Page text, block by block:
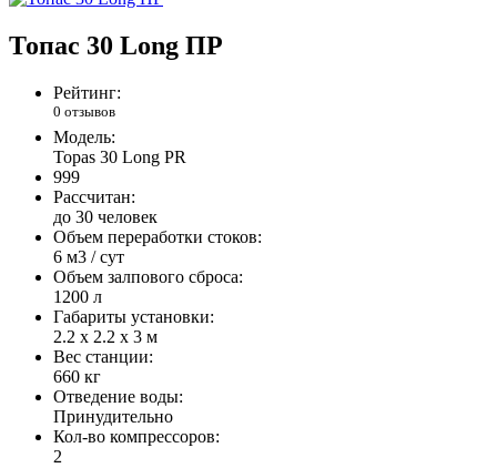
Топас 30 Long ПР
Рейтинг:
0 отзывов
Модель:
Topas 30 Long PR
999
Рассчитан:
до 30 человек
Объем переработки стоков:
6 м3 / сут
Объем залпового сброса:
1200 л
Габариты установки:
2.2 х 2.2 х 3 м
Вес станции:
660 кг
Отведение воды:
Принудительно
Кол-во компрессоров:
2